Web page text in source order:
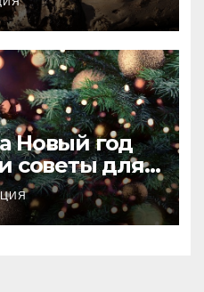
Новый год
советы для